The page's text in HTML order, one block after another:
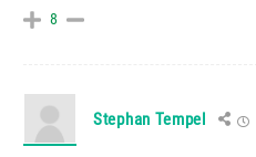
8
Stephan Tempel